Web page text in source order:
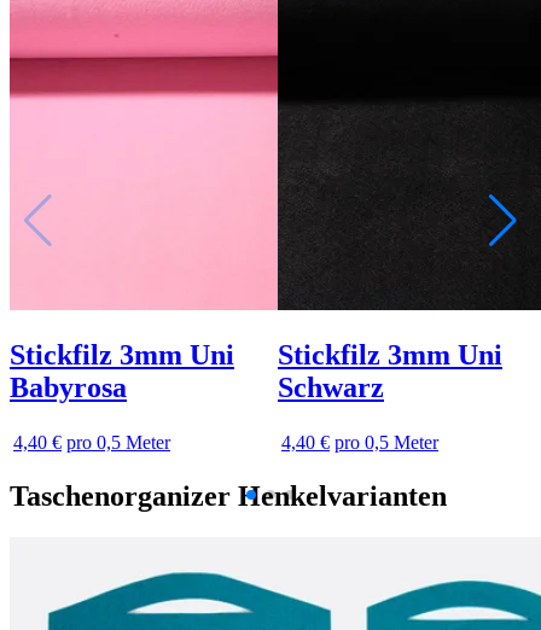
Stickfilz 3mm Uni
Babyrosa
4,40 € pro 0,5 Meter
Stickfilz 3mm Uni
Schwarz
4,40 € pro 0,5 Meter
Taschenorganizer Henkelvarianten